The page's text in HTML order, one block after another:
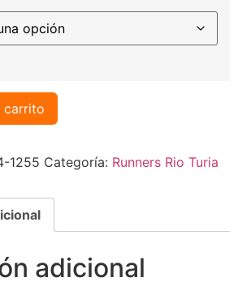
carrito
1255 Categoría: Runners Rio Turia
adicional